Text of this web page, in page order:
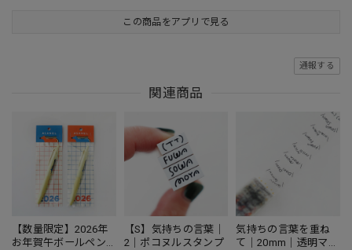
この商品をアプリで見る
通報する
関連商品
【数量限定】2026年
お年賀午ボールペン
【S】気持ちの言葉｜
2｜ポコヌルスタンプ
気持ちの言葉を重ね
て｜20mm｜透明マス